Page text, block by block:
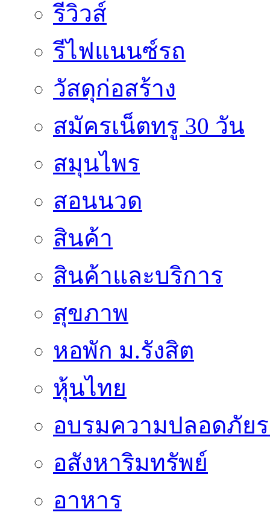
รีวิวส์
รีไฟแนนซ์รถ
วัสดุก่อสร้าง
สมัครเน็ตทรู 30 วัน
สมุนไพร
สอนนวด
สินค้า
สินค้าและบริการ
สุขภาพ
หอพัก ม.รังสิต
หุ้นไทย
อบรมความปลอดภัย
อสังหาริมทรัพย์
อาหาร